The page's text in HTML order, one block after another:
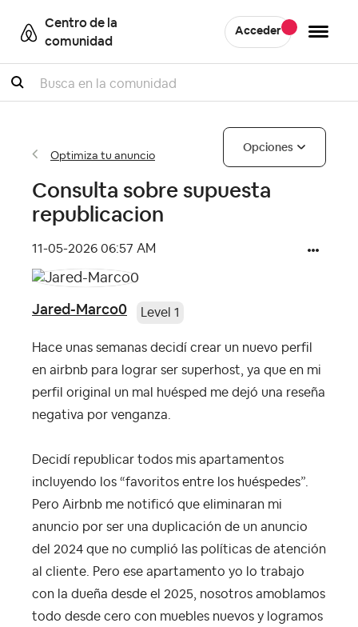
Centro de la
comunidad
Acceder
Buscar
Optimiza tu anuncio
Opciones
Consulta sobre supuesta
republicacion
‎11-05-2026 06:57 AM
Jared-Marco0 Level 1
Hace unas semanas decidí crear un nuevo perfil
en airbnb para lograr ser superhost, ya que en mi
perfil original un mal huésped me dejó una reseña
negativa por venganza.
Decidí republicar todos mis apartamentos
incluyendo los “favoritos entre los huéspedes”.
Pero Airbnb me notificó que eliminaran mi
anuncio por ser una duplicación de un anuncio
del 2024 que no cumplió las políticas de atención
al cliente. Pero ese apartamento yo lo trabajo
con la dueña desde el 2025, nosotros amoblamos
todo desde cero con muebles nuevos y logramos